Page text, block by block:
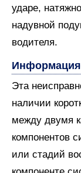
ударе,
надувной
водителя.
Эта
наличии
между двумя
компонентов
или стадий